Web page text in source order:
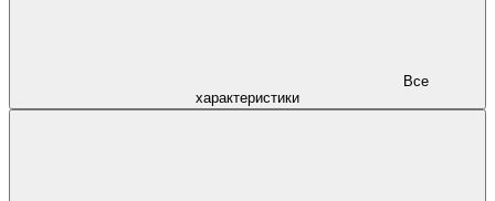
характеристики